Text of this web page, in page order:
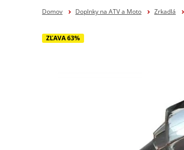
Domov Doplnky na ATV a Moto Zrkadlá
ZĽAVA 63%